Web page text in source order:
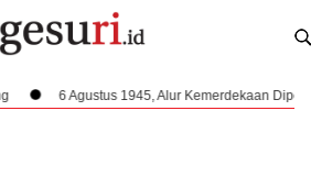
6 Agustus 1945, Alur Kemerdekaan Dipercepat: